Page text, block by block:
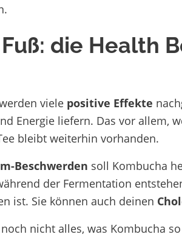
die Health
viele positive Effekte
Energie liefern. Das vor allem,
bleibt weiterhin vorhanden.
Beschwerden soll Kombucha
der Fermentation
ist. Sie können auch deinen
nicht alles, was Kombucha